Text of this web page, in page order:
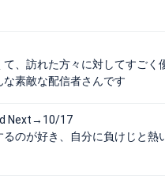
て、訪れた方々に対してすご
な素敵な配信者さんです
Next→10/17
るのが好き、自分に負けじと熱